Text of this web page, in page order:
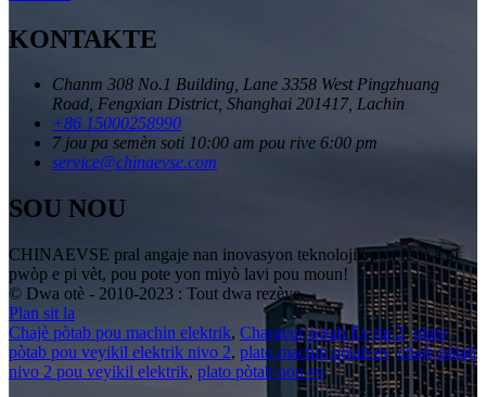
KONTAKTE
Chanm 308 No.1 Building, Lane 3358 West Pingzhuang
Road, Fengxian District, Shanghai 201417, Lachin
+86 15000258990
7 jou pa semèn soti 10:00 am pou rive 6:00 pm
service@chinaevse.com
SOU NOU
CHINAEVSE pral angaje nan inovasyon teknolojik pou fè tè a pi
pwòp e pi vèt, pou pote yon miyò lavi pou moun!
© Dwa otè - 2010-2023 : Tout dwa rezève.
Plan sit la
Chajè pòtab pou machin elektrik, Chargeur pòtab Ev tip 2,plato
pòtab pou veyikil elektrik nivo 2, plato machin pòtab ev,chajè pòtab
nivo 2 pou veyikil elektrik, plato pòtab pou ev,